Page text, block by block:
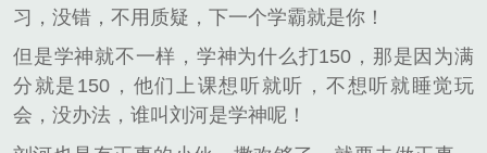
习，没错，不用质疑，下一个学霸就是你！
但是学神就不一样，学神为什么打150，那是因为满
分就是150，他们上课想听就听，不想听就睡觉玩
会，没办法，谁叫刘河是学神呢！